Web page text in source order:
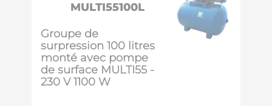
MULTI55100L
Groupe de
surpression 100 litres
monté avec pompe
de surface MULTI55 -
230 V 1100 W